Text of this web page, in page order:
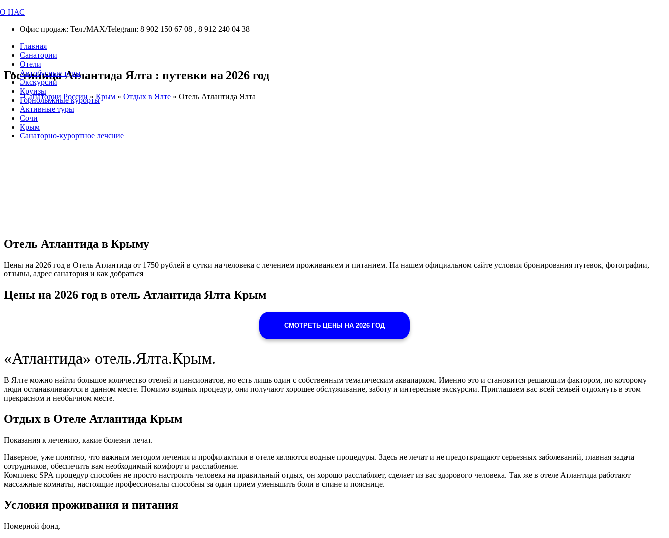
О НАС
Офис продаж: Тел./МАХ/Telegram: 8 902 150 67 08 , 8 912 240 04 38
Главная
Санатории
Отели
Автобусные туры
Экскурсии
Круизы
Горнолыжные курорты
Активные туры
Сочи
Крым
Санаторно-курортное лечение
Гостиница Атлантида Ялта : путевки на 2026 год
Санатории России » Крым » Отдых в Ялте » Отель Атлантида Ялта
Отель Атлантида в Крыму
Цены на 2026 год в Отель Атлантида от 1750 рублей в сутки на человека с лечением проживанием и питанием. На нашем официальном сайте условия бронирования путевок, фотографии,
отзывы, адрес санатория и как добраться
Цены на 2026 год в отель Атлантида Ялта Крым
СМОТРЕТЬ ЦЕНЫ НА 2026 ГОД
«Атлантида» отель.Ялта.Крым.
В Ялте можно найти большое количество отелей и пансионатов, но есть лишь один с собственным тематическим аквапарком. Именно это и становится решающим фактором, по которому
люди останавливаются в данном месте. Помимо водных процедур, они получают хорошее обслуживание, заботу и интересные экскурсии. Приглашаем вас всей семьей отдохнуть в этом
прекрасном и необычном месте.
Отдых в Отеле Атлантида Крым
Показания к лечению, какие болезни лечат.
Наверное, уже понятно, что важным методом лечения и профилактики в отеле являются водные процедуры. Здесь не лечат и не предотвращают серьезных заболеваний, главная задача
сотрудников, обеспечить вам необходимый комфорт и расслабление.
Комплекс SPA процедур способен не просто настроить человека на правильный отдых, он хорошо расслабляет, сделает из вас здорового человека. Так же в отеле Атлантида работают
массажные комнаты, настоящие профессионалы способны за один прием уменьшить боли в спине и пояснице.
Условия проживания и питания
Номерной фонд.